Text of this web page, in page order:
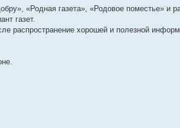
«Родная газета», «Родовое поместье» и
газет.
распространение хорошей и полезной